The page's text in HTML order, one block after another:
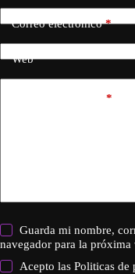
Correo electrónico*
Web
*
Guarda mi nombre,
navegador para la próxima
Acepto lasPoliticas de